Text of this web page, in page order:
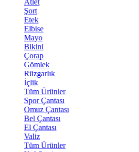
Atlet
Şort
Etek
Elbise
Mayo
Bikini
Çorap
Gömlek
Rüzgarlık
İçlik
Tüm Ürünler
Spor Çantası
Omuz Çantası
Bel Çantası
El Çantası
Valiz
Tüm Ürünler